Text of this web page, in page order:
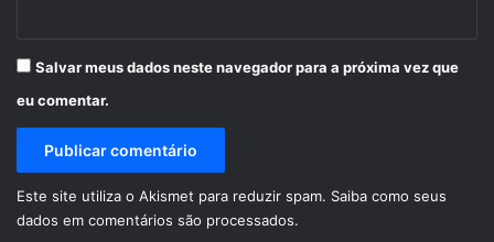
Salvar meus dados neste navegador para a próxima vez que
eu comentar.
Este site utiliza o Akismet para reduzir spam. Saiba como seus
dados em comentários são processados.